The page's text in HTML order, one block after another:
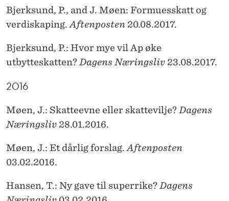
Bjerksund, P., and J. Møen: Formuesskatt og
verdiskaping.Aftenposten 20.08.2017.
Bjerksund, P.: Hvor mye vil Ap øke
utbytteskatten? Dagens Næringsliv 23.08.2017.
2016
Møen, J.: Skatteevne eller skattevilje? Dagens
Næringsliv 28.01.2016.
Møen, J.: Et dårlig forslag. Aftenposten
03.02.2016.
Hansen, T.: Ny gave til superrike? Dagens